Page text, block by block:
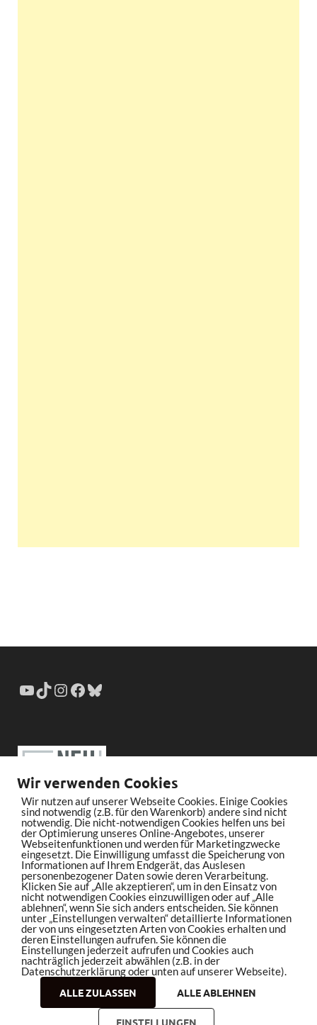
Copyright © 2026bleistiftrocker.de
Wir verwenden Cookies
Wir nutzen auf unserer Webseite Cookies. Einige Cookies
sind notwendig (z.B. für den Warenkorb) andere sind nicht
notwendig. Die nicht-notwendigen Cookies helfen uns bei
der Optimierung unseres Online-Angebotes, unserer
Webseitenfunktionen und werden für Marketingzwecke
eingesetzt. Die Einwilligung umfasst die Speicherung von
Informationen auf Ihrem Endgerät, das Auslesen
personenbezogener Daten sowie deren Verarbeitung.
Klicken Sie auf „Alle akzeptieren“, um in den Einsatz von
nicht notwendigen Cookies einzuwilligen oder auf „Alle
ablehnen“, wenn Sie sich anders entscheiden. Sie können
unter „Einstellungen verwalten“ detaillierte Informationen
der von uns eingesetzten Arten von Cookies erhalten und
deren Einstellungen aufrufen. Sie können die
Einstellungen jederzeit aufrufen und Cookies auch
nachträglich jederzeit abwählen (z.B. in der
Datenschutzerklärung oder unten auf unserer Webseite).
ALLE ZULASSEN
ALLE ABLEHNEN
EINSTELLUNGEN